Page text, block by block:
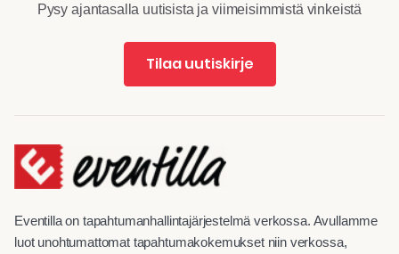
Pysy ajantasalla uutisista ja viimeisimmistä vinkeistä
Tilaa uutiskirje
Eventilla on tapahtumanhallintajärjestelmä verkossa. Avullamme
luot unohtumattomat tapahtumakokemukset niin verkossa,